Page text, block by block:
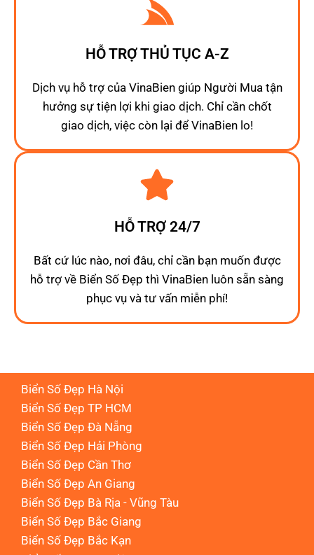
HỖ TRỢ THỦ TỤC A-Z
Dịch vụ hỗ trợ của VinaBien giúp Người Mua tận
hưởng sự tiện lợi khi giao dịch. Chỉ cần chốt
giao dịch, việc còn lại để VinaBien lo!
HỖ TRỢ 24/7
Bất cứ lúc nào, nơi đâu, chỉ cần bạn muốn được
hỗ trợ về Biển Số Đẹp thì VinaBien luôn sẵn sàng
phục vụ và tư vấn miễn phí!
Biển Số Đẹp Hà Nội
Biển Số Đẹp TP HCM
Biển Số Đẹp Đà Nẵng
Biển Số Đẹp Hải Phòng
Biển Số Đẹp Cần Thơ
Biển Số Đẹp An Giang
Biển Số Đẹp Bà Rịa - Vũng Tàu
Biển Số Đẹp Bắc Giang
Biển Số Đẹp Bắc Kạn